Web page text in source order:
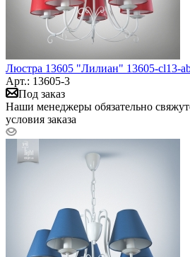
Люстра 13605 "Лилиан" 13605-cl13-
Арт.: 13605-3
Под заказ
Наши менеджеры обязательно
условия заказа